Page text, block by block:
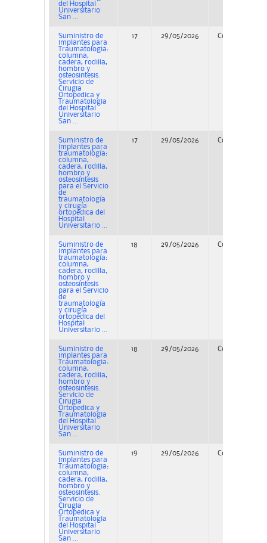
del Hospital
Universitario
San ...
Suministro de
implantes para
Traumatologia:
columna,
cadera, rodilla,
hombro y
osteosintesis.
Servicio de
Cirugia
Ortopedica y
Traumatologia
del Hospital
Universitario
San ...
17 29/05/2026 Concurso
Suministro de
implantes para
traumatología:
columna,
cadera, rodilla,
hombro y
osteosíntesis
para el Servicio
de
traumatología
y cirugía
ortopédica del
Hospital
Universitario ...
17 29/05/2026 Concurso
Suministro de
implantes para
traumatología:
columna,
cadera, rodilla,
hombro y
osteosíntesis
para el Servicio
de
traumatología
y cirugía
ortopédica del
Hospital
Universitario ...
18 29/05/2026 Concurso
Suministro de
implantes para
Traumatologia:
columna,
cadera, rodilla,
hombro y
osteosintesis.
Servicio de
Cirugia
Ortopedica y
Traumatologia
del Hospital
Universitario
San ...
18 29/05/2026 Concurso
Suministro de
implantes para
Traumatologia:
columna,
cadera, rodilla,
hombro y
osteosintesis.
Servicio de
Cirugia
Ortopedica y
Traumatologia
del Hospital
Universitario
San ...
19 29/05/2026 Concurso